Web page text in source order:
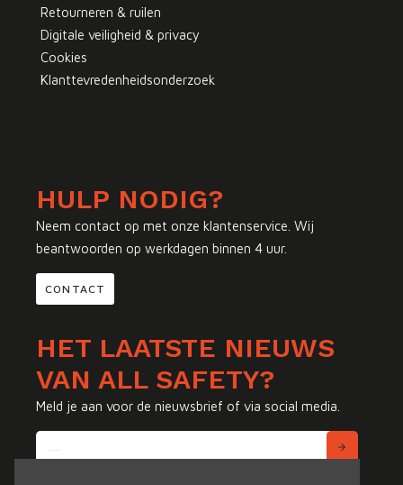
Retourneren & ruilen
Digitale veiligheid & privacy
Cookies
Klanttevredenheidsonderzoek
HULP NODIG?
Neem contact op met onze klantenservice. Wij
beantwoorden op werkdagen binnen 4 uur.
CONTACT
HET LAATSTE NIEUWS
VAN ALL SAFETY?
Meld je aan voor de nieuwsbrief of via social media.